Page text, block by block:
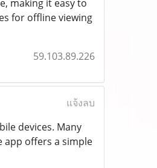
making it easy to
for offline viewing
59.103.89.226
แจ้งลบ
devices. Many
app offers a simple